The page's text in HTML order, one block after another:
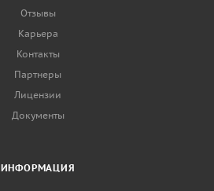
Отзывы
Карьера
Контакты
Партнеры
Лицензии
Документы
ИНФОРМАЦИЯ